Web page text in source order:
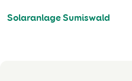
Solaranlage Sumiswald